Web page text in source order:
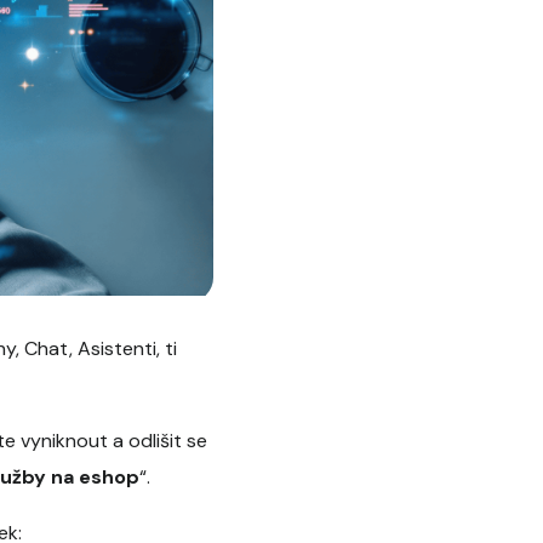
Chat, Asistenti, ti
vyniknout a odlišit se
na eshop“.